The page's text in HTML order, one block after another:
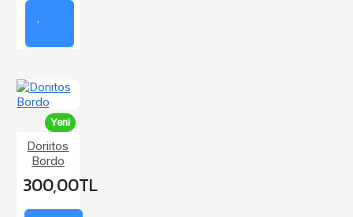
Yeni
Doriıtos
Bordo
300,00TL